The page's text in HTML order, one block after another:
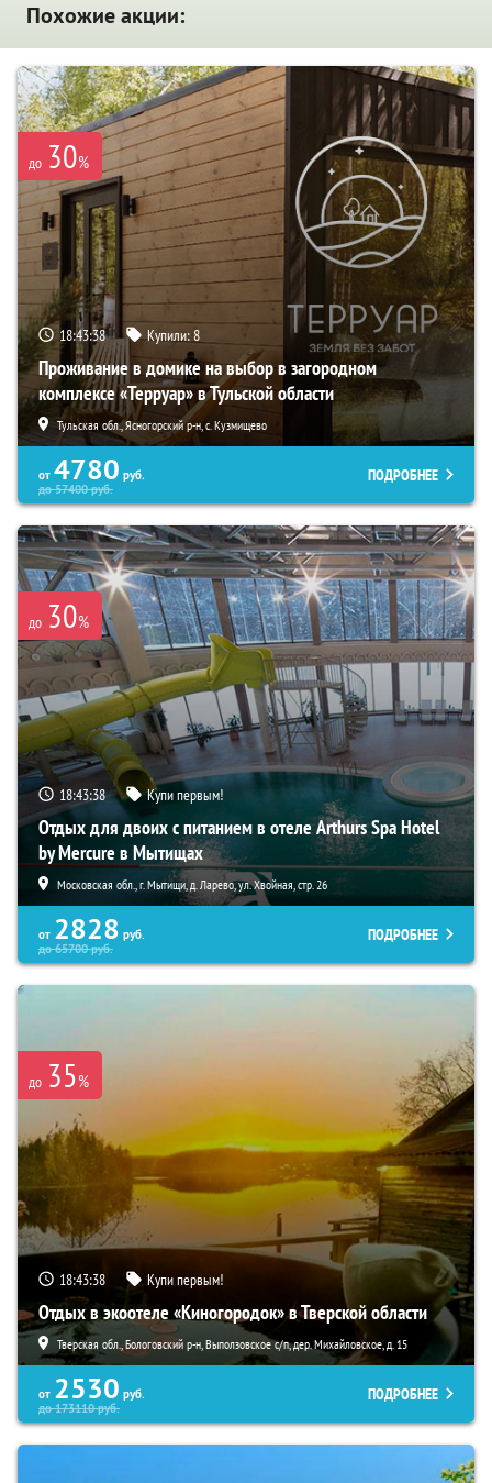
Похожие акции:
до 30%
18:43:36 Купили:8
Проживание в домике на выбор в загородном
комплексе «Терруар» в Тульской области
Тульская обл., Ясногорский р-н, с. Кузмищево
от 4780 руб.
до57400руб.
ПОДРОБНЕЕ
до 30%
18:43:36 Купи первым!
Отдых для двоих с питанием в отеле Arthurs Spa Hotel
by Mercure в Мытищах
Московская обл., г. Мытищи, д. Ларево, ул. Хвойная, стр. 26
от 2828 руб.
до65700руб.
ПОДРОБНЕЕ
до 35%
18:43:36 Купи первым!
Отдых в экоотеле «Киногородок» в Тверской области
Тверская обл., Бологовский р-н, Выползовское с/п, дер. Михайловское, д. 15
от 2530 руб.
до173110руб.
ПОДРОБНЕЕ